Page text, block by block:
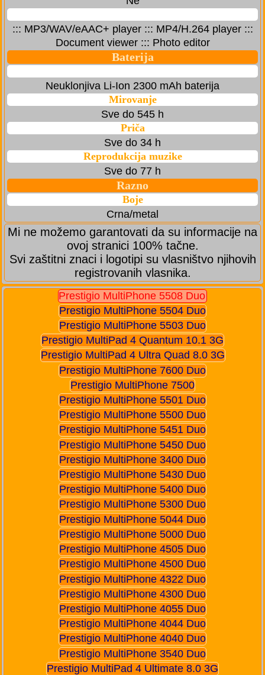
::: MP3/WAV/eAAC+ player ::: MP4/H.264 player :::
Document viewer ::: Photo editor
Baterija
Neuklonjiva Li-Ion 2300 mAh baterija
Mirovanje
Sve do 545 h
Priča
Sve do 34 h
Reprodukcija muzike
Sve do 77 h
Razno
Boje
Crna/metal
Mi ne možemo garantovati da su informacije na
ovoj stranici 100% tačne.
Svi zaštitni znaci i logotipi su vlasništvo njihovih
registrovanih vlasnika.
Prestigio MultiPhone 5508 Duo
Prestigio MultiPhone 5504 Duo
Prestigio MultiPhone 5503 Duo
Prestigio MultiPad 4 Quantum 10.1 3G
Prestigio MultiPad 4 Ultra Quad 8.0 3G
Prestigio MultiPhone 7600 Duo
Prestigio MultiPhone 7500
Prestigio MultiPhone 5501 Duo
Prestigio MultiPhone 5500 Duo
Prestigio MultiPhone 5451 Duo
Prestigio MultiPhone 5450 Duo
Prestigio MultiPhone 3400 Duo
Prestigio MultiPhone 5430 Duo
Prestigio MultiPhone 5400 Duo
Prestigio MultiPhone 5300 Duo
Prestigio MultiPhone 5044 Duo
Prestigio MultiPhone 5000 Duo
Prestigio MultiPhone 4505 Duo
Prestigio MultiPhone 4500 Duo
Prestigio MultiPhone 4322 Duo
Prestigio MultiPhone 4300 Duo
Prestigio MultiPhone 4055 Duo
Prestigio MultiPhone 4044 Duo
Prestigio MultiPhone 4040 Duo
Prestigio MultiPhone 3540 Duo
Prestigio MultiPad 4 Ultimate 8.0 3G